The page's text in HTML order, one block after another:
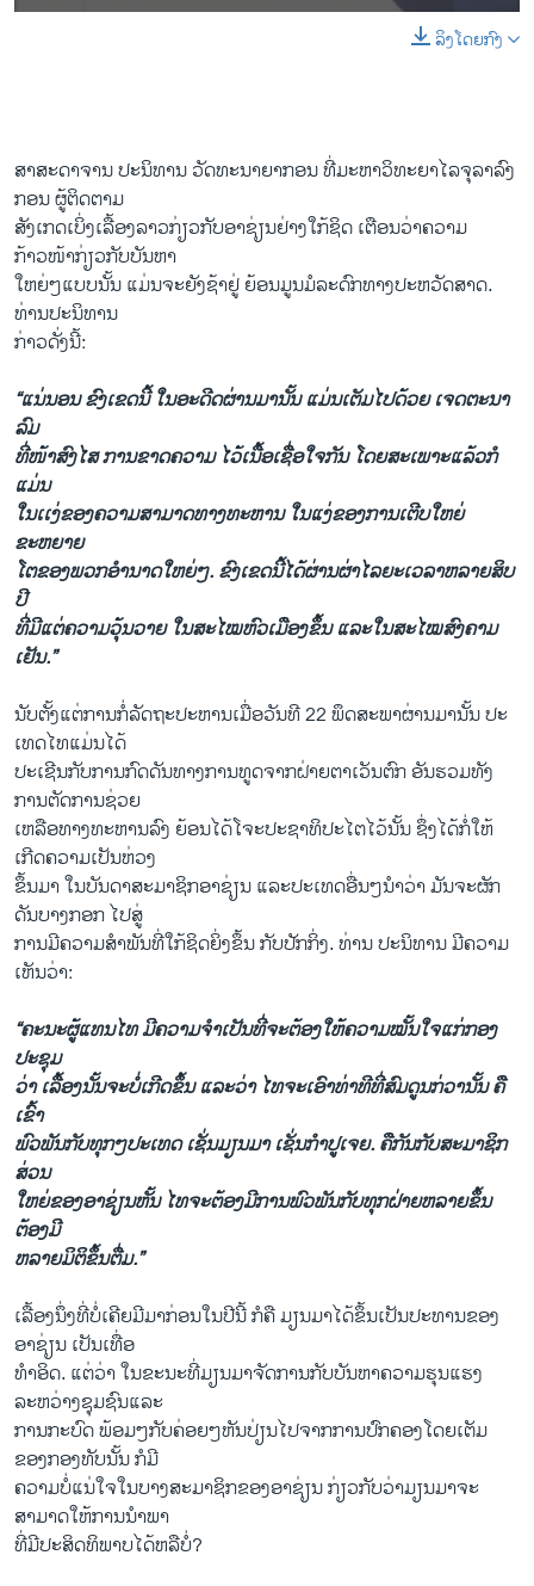
ລິງໂດຍກົງ
ສາສະດາ​ຈານ ປະ​ນິທານ ວັດທະນາ​ຍາກ​ອນ ທີ່​ມະຫາວິທະຍາ​ໄລ​ຈຸລາ​ລົງ
ກອນ ຜູ້ຕິດຕາມ​
ສັງ​ເກດ​ເບິ່ງ​ເລື້ອງ​ລາວ​ກ່ຽວ​ກັບ​ອາ​ຊ່ຽນ​ຢ່າງ​ໃກ້ຊິດ ​ເຕືອນ​ວ່າຄວາມ​
ກ້າວໜ້າ​ກ່ຽວກັບບັນຫາ
ໃຫຍ່ໆແບບນັ້ນ ​ແມ່ນ​ຈະຍັງ​ຊ້າ​ຢູ່​ ຍ້ອນ​ມູນ​ມໍລະດົກ​ທາງ​ປະຫວັດສາດ.
ທ່ານປະ​ນິທານ
ກ່າວ​ດັ່ງນີ້:
“​ແນ່ນອນ ຂົງ​ເຂດ​ນີ້ ​ໃນ​ອະດີດ​ຜ່ານ​ມາ​ນັ້ນ ​ແມ່ນ​ເຕັມ​ໄປ​ດ້ວຍ ​ເຈດ​ຕະນາ​
ລົມ​
ທີ່​ໜ້າ​ສົງ​ໄສ ການ​ຂາດ​ຄວາມ ​ໄວ້​ເນື້ອ​ເຊື່ອ​ໃຈ​ກັນ ​ໂດຍ​ສະ​ເພາະ​ແລ້ວ​ກໍ​
ແມ່ນ​
ໃນເ​ເງ່ຂອງ​ຄວາມ​ສາມາດທາງ​ທະຫານ ​ໃນ​ແງ່​ຂອງ​ການ​ເຕີບ​ໃຫຍ່​
ຂະຫຍາຍ​
ໂຕ​ຂອງ​ພວກ​ອຳນາດ​ໃຫຍ່​ໆ. ຂົງ​ເຂດ​ນີ້​ໄດ້ຜ່ານ​ຜ່າ​ໄລຍະ​ເວລາ​ຫລາຍ​ສິບ​
ປີ
ທີ່​ມີ​ແຕ່ຄວາມ​ວຸ້ນ​ວາຍ ​ໃນ​ສະ​ໄໝ​ຫົວ​ເມືອງ​ຂຶ້ນ ​ແລະ​ໃນ​ສະ​ໄໝ​ສົງຄາມ​
ເຢັນ.”
ນັບ​ຕັ້ງ​ແຕ່​ການ​ກໍ່​ລັດຖະປະຫານ​ເມື່ອ​ວັນ​ທີ 22 ພຶດສະພາຜ່ານ​ມາ​ນັ້ນ ປະ​
ເທດໄທແມ່ນ​ໄດ້
ປະ​ເຊີນ​ກັບ​ການ​ກົດ​ດັນ​ທາງ​ການ​ທູດຈາກ​ຝ່າຍ​ຕາ​ເວັນ​ຕົກ ອັນ​ຮວມທັງ​
ການ​ຕັດ​ການຊ່ວຍ
​ເຫລືອ​ທາງ​ທະຫານ​ລົງ ຍ້ອນ​ໄດ້​ໂຈະ​ປະຊາທິປະ​ໄຕ​ໄວ້​ນັ້ນ ຊຶ່ງ​ໄດ້​ກໍ່​ໃຫ້​
ເກີດ​ຄວາມ​ເປັນຫ່ວງ
​ຂຶ້ນ​ມາ ​ໃນ​ບັນດາ​ສະມາຊິກ​ອາ​ຊ່ຽນ ​ແລະ​ປະ​ເທດ​ອື່ນໆ​ນຳ​ວ່າ ມັນ​ຈະ​ຜັກ​
ດັນ​ບາງກອກ ​ໄປສູ່
​ການ​ມີ​ຄວາມ​ສຳພັນ​ທີ່​ໃກ້ຊິດ​ຍິ່ງຂຶ້ນ ກັບ​ປັກ​ກິ່ງ. ທ່ານ ປະ​ນິທານ ມີຄວາ​ມ​
ເຫັນ​ວ່າ:
“ຄະນະ​ຜູ້​ແທນ​ໄທ​ ມີ​ຄວາມຈຳ​ເປັນ​ທີ່​ຈະ​ຕ້ອງ​ໃຫ້​ຄວາມໝັ້ນ​ໃຈ​ແກ່​ກອງ​
ປະຊຸມ​
ວ່າ ​ເລື້ອງ​ນັ້ນ​ຈະ​ບໍ່​ເກີດ​ຂຶ້ນ ​ແລະ​ວ່າ ​ໄທ​ຈະ​ເອົາ​ທ່າ​ທີ​ທີ່​ສົມ​ດູ​ນກ່ວາ​ນັ້ນ ຄື​
ເຂົ້າ
​ພົວພັນ​ກັບ​ທຸກໆ​ປະ​ເທດ ​ເຊັ່ນ​ມຽນມາ ​ເຊັ່ນກຳປູ​ເຈຍ. ຄື​ກັນກັບ​ສະມາຊິກ​
ສ່ວນ​
ໃຫຍ່​ຂອງ​ອາ​ຊ່ຽນ​ຫັ້ນ ​ໄທ​ຈະ​ຕ້ອງມີ​ການ​ພົວພັນກັບ​ທຸກ​ຝ່າຍ​ຫລາຍ​ຂຶ້ນ
ຕ້ອງ​ມີ
​ຫລາຍ​ມິ​ຕິ​ຂຶ້ນ​ຕື່ມ.”
​ເລື້ອງ​ນຶ່ງ​ທີ່​ບໍ່​ເຄີຍ​ມີ​ມາ​ກ່ອນ​ໃນ​ປີ​ນີ້ ກໍ​ຄື ມຽນມາ​ໄດ້ຂຶ້ນ​ເປັນ​ປະທານ​ຂອງ
ອາ​ຊ່ຽນ ​ເປັນ​ເທື່ອ
ທຳ​ອິດ. ​ແຕ່​ວ່າ ​ໃນ​ຂະນະ​ທີ່​ມຽນມາຈັດການ​ກັບ​ບັນຫາ​ຄວາມ​ຮຸນ​ແຮງ​
ລະຫວ່າງ​ຊຸ​ມຊົນ​ແລະ​
ການ​ກະບົດ​ ພ້ອມໆ​ກັບ​ຄ່ອຍໆ​ຫັນປ່ຽນ​ໄປ​ຈາກ​ການ​ປົກຄອງ​ໂດຍເຕັມ​
ຂອງ​ກອງທັບ​ນັ້ນ ກໍ​ມີ
ຄວາມ​ບໍ່​ແນ່​ໃຈ​ໃນບາງ​ສະມາຊິກ​ຂອງ​ອາ​ຊ່ຽນ ກ່ຽວ​ກັບ​ວ່າມຽນມາ​ຈະ
ສາມາດ​ໃຫ້ການນຳພາ
ທີ່​ມີ​ປະສິດທິ​ພາບ​ໄດ້​ຫລື​ບໍ່?